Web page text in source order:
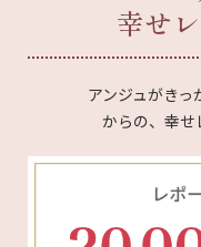
幸せ
アンジュがき
からの、幸せ